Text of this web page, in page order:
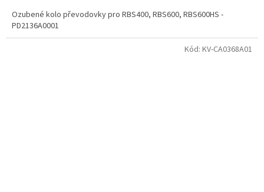
Ozubené kolo převodovky pro RBS400, RBS600, RBS600HS -
PD2136A0001
Kód: KV-CA0368A01